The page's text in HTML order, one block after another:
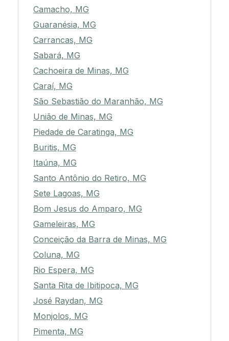
Camacho, MG
Guaranésia, MG
Carrancas, MG
Sabará, MG
Cachoeira de Minas, MG
Caraí, MG
São Sebastião do Maranhão, MG
União de Minas, MG
Piedade de Caratinga, MG
Buritis, MG
Itaúna, MG
Santo Antônio do Retiro, MG
Sete Lagoas, MG
Bom Jesus do Amparo, MG
Gameleiras, MG
Conceição da Barra de Minas, MG
Coluna, MG
Rio Espera, MG
Santa Rita de Ibitipoca, MG
José Raydan, MG
Monjolos, MG
Pimenta, MG